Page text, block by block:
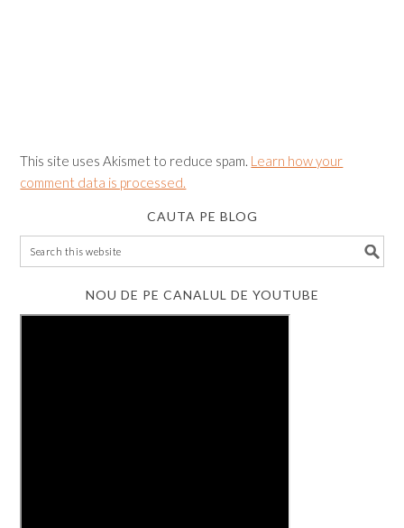
This site uses Akismet to reduce spam. Learn how your
comment data is processed.
CAUTA PE BLOG
NOU DE PE CANALUL DE YOUTUBE